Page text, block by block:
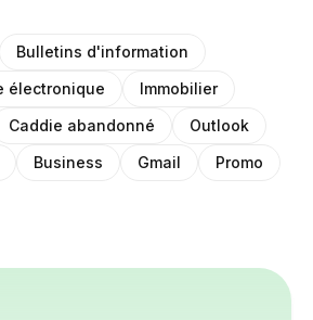
Bulletins d'information
électronique
Immobilier
Caddie abandonné
Outlook
Business Gmail Promo